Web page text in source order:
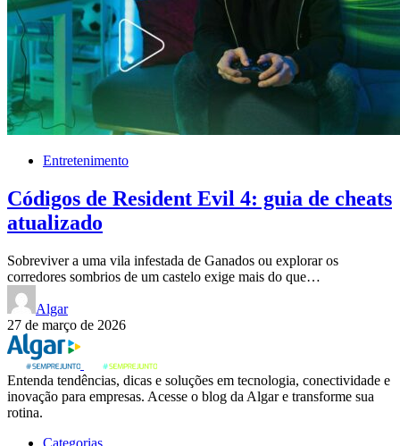
Entretenimento
Códigos de Resident Evil 4: guia de cheats
atualizado
Sobreviver a uma vila infestada de Ganados ou explorar os
corredores sombrios de um castelo exige mais do que…
Algar
27 de março de 2026
Entenda tendências, dicas e soluções em tecnologia, conectividade e
inovação para empresas. Acesse o blog da Algar e transforme sua
rotina.
Categorias